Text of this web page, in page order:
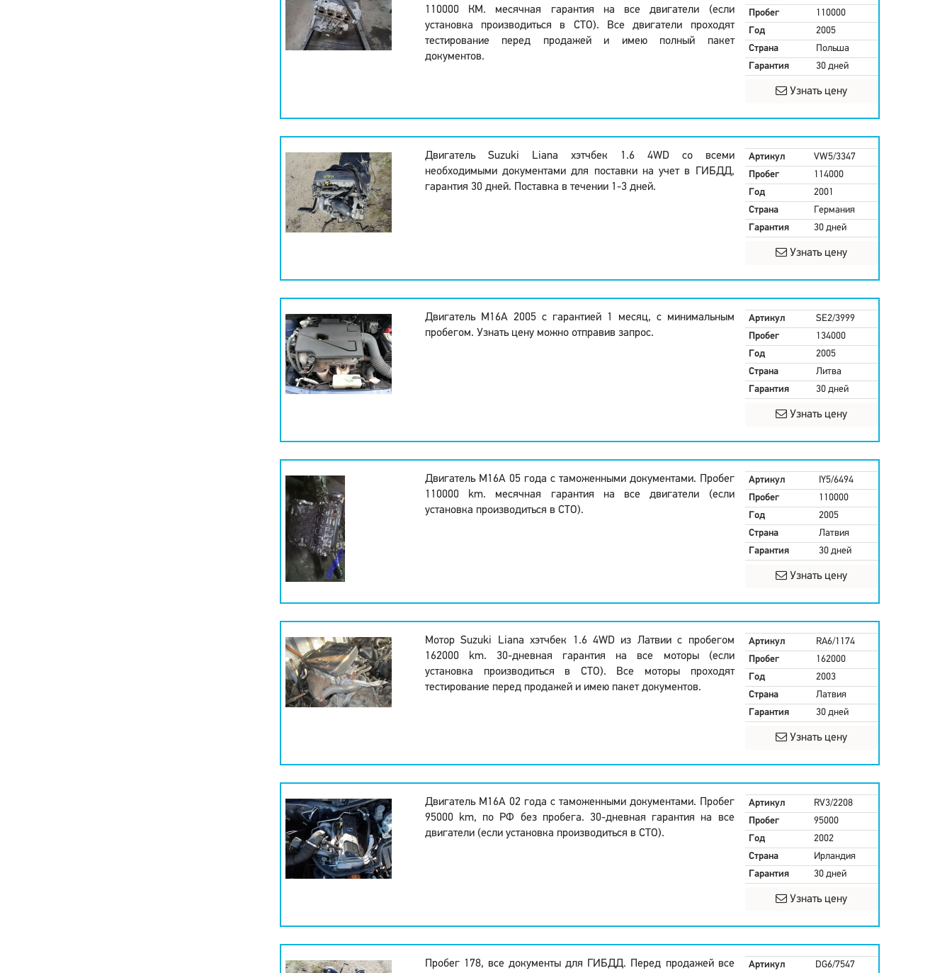
110000 КМ. месячная гарантия на все двигатели (если
установка производиться в СТО). Все двигатели проходят
тестирование перед продажей и имею полный пакет
документов.
Пробег
110000
Год
2005
Страна
Польша
Гарантия
30 дней
Узнать цену
Двигатель Suzuki Liana хэтчбек 1.6 4WD со всеми
необходимыми документами для поставки на учет в ГИБДД,
гарантия 30 дней. Поставка в течении 1-3 дней.
Артикул
VW5/3347
Пробег
114000
Год
2001
Страна
Германия
Гарантия
30 дней
Узнать цену
Двигатель M16A 2005 с гарантией 1 месяц, с минимальным
пробегом. Узнать цену можно отправив запрос.
Артикул
SE2/3999
Пробег
134000
Год
2005
Страна
Литва
Гарантия
30 дней
Узнать цену
Двигатель M16A 05 года с таможенными документами. Пробег
110000 km. месячная гарантия на все двигатели (если
установка производиться в СТО).
Артикул
IY5/6494
Пробег
110000
Год
2005
Страна
Латвия
Гарантия
30 дней
Узнать цену
Мотор Suzuki Liana хэтчбек 1.6 4WD из Латвии с пробегом
162000 km. 30-дневная гарантия на все моторы (если
установка производиться в СТО). Все моторы проходят
тестирование перед продажей и имею пакет документов.
Артикул
RA6/1174
Пробег
162000
Год
2003
Страна
Латвия
Гарантия
30 дней
Узнать цену
Двигатель M16A 02 года с таможенными документами. Пробег
95000 km, по РФ без пробега. 30-дневная гарантия на все
двигатели (если установка производиться в СТО).
Артикул
RV3/2208
Пробег
95000
Год
2002
Страна
Ирландия
Гарантия
30 дней
Узнать цену
Пробег 178, все документы для ГИБДД. Перед продажей все Артикул DG6/7547